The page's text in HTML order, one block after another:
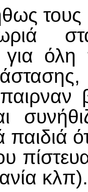
τους
για
παιδιά